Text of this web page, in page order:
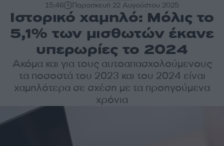
15:46 Παρασκευή 22 Αυγούστου 2025
Ιστορικό χαμηλό: Μόλις το
5,1% των μισθωτών έκανε
υπερωρίες το 2024
Ακόμα και για τους αυτοαπασχολούμενους
τα ποσοστά του 2023 και του 2024 είναι
χαμηλότερα σε σχέση με τα προηγούμενα
χρόνια